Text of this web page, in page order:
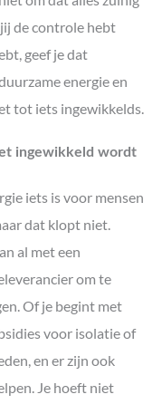
de controle hebt
geef je dat
energie en
tot iets ingewikkelds.
ingewikkeld wordt
iets is voor mensen
dat klopt niet.
al met een
om te
Of je begint met
voor isolatie of
en er zijn ook
Je hoeft niet